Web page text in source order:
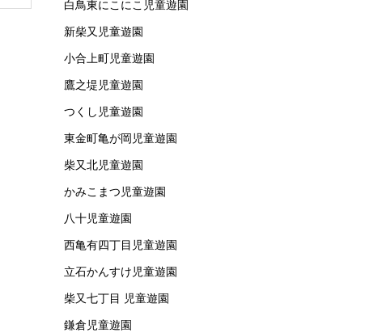
白鳥東にこにこ児童遊園
新柴又児童遊園
小合上町児童遊園
鷹之堤児童遊園
つくし児童遊園
東金町亀が岡児童遊園
柴又北児童遊園
かみこまつ児童遊園
八十児童遊園
西亀有四丁目児童遊園
立石かんすけ児童遊園
柴又七丁目 児童遊園
鎌倉児童遊園